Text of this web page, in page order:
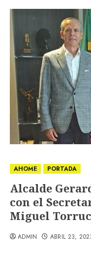
AHOME PORTADA
Alcalde
con el
Miguel
ADMIN ABRIL 23,